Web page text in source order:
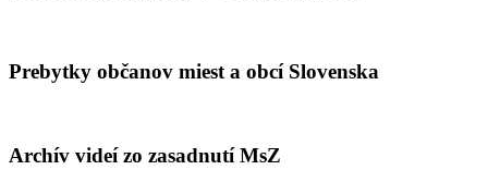
Prebytky občanov miest a obcí Slovenska
Archív videí zo zasadnutí MsZ